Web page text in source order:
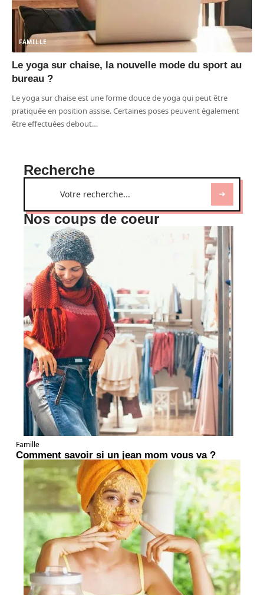
FAMILLE
Le yoga sur chaise, la nouvelle mode du sport au
bureau ?
Le yoga sur chaise est une forme douce de yoga qui peut être
pratiquée en position assise. Certaines poses peuvent également
être effectuées debout…
Recherche
Nos coups de coeur
Famille
Comment savoir si un jean mom vous va ?